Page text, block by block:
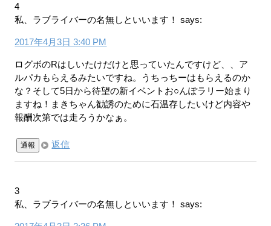
4
私、ラブライバーの名無しといいます！
says:
2017年4月3日 3:40 PM
ログボのRはしいたけだけと思っていたんですけど、、ア
ルパカもらえるみたいですね。うちっちーはもらえるのか
な？そして5日から待望の新イベントお○んぽラリー始まり
ますね！まきちゃん勧誘のために石温存したいけど内容や
報酬次第では走ろうかなぁ。
通報 返信
3
私、ラブライバーの名無しといいます！
says: